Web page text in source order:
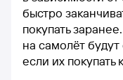
быстро
покупать
на самолёт будут
если их